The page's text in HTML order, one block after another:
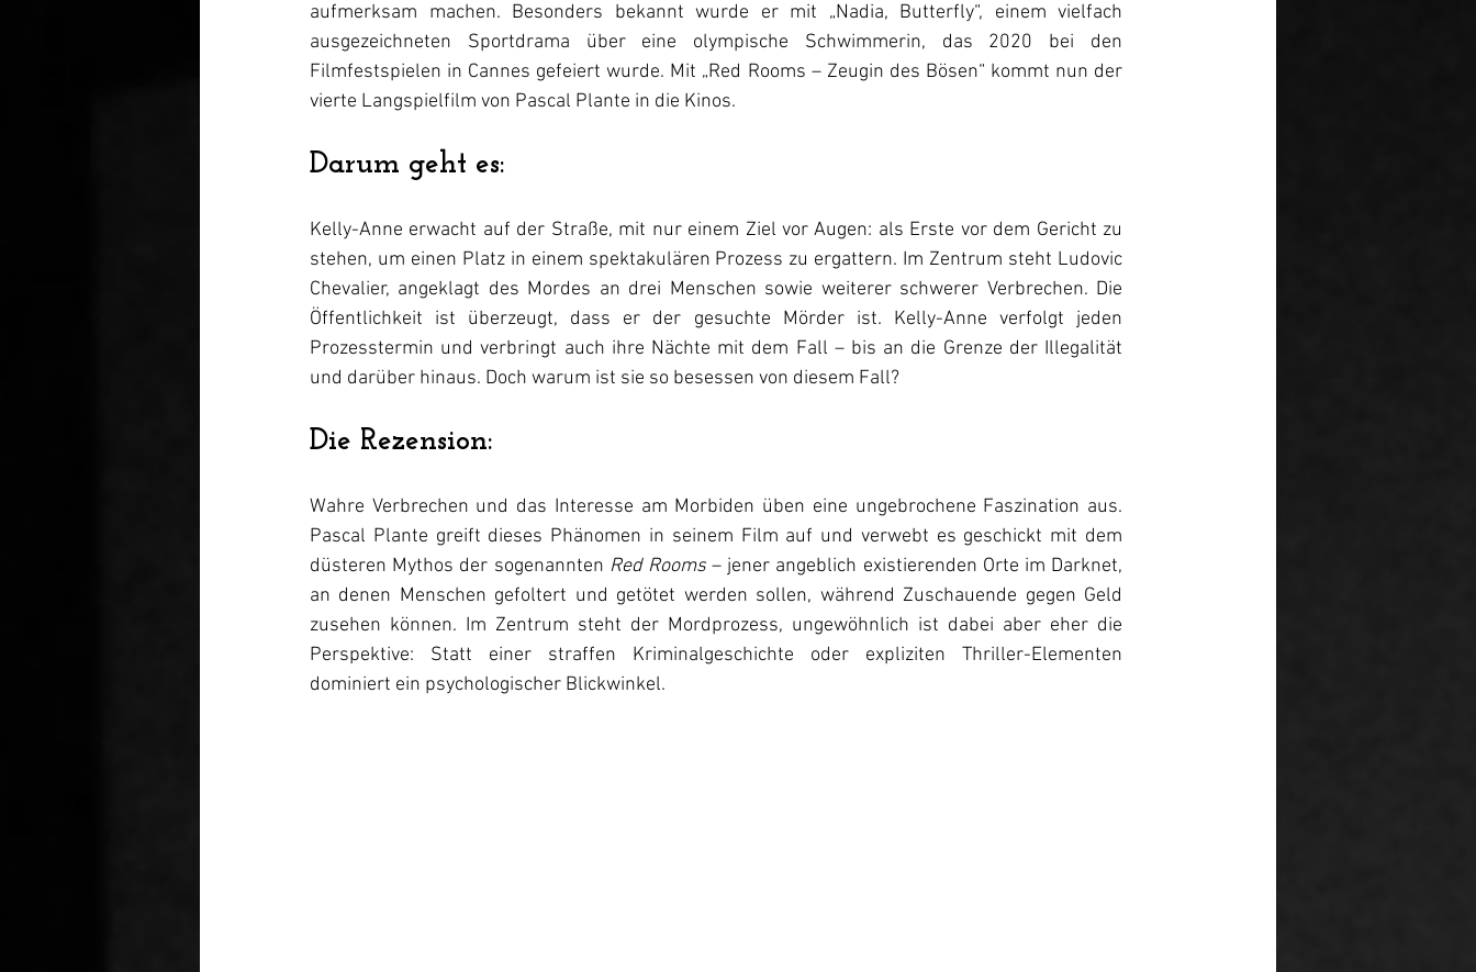
aufmerksam machen. Besonders bekannt wurde er mit „Nadia, Butterfly“, einem vielfach
ausgezeichneten Sportdrama über eine olympische Schwimmerin, das 2020 bei den
Filmfestspielen in Cannes gefeiert wurde. Mit „Red Rooms – Zeugin des Bösen“ kommt nun der
vierte Langspielfilm von Pascal Plante in die Kinos.
Darum geht es:
Kelly-Anne erwacht auf der Straße, mit nur einem Ziel vor Augen: als Erste vor dem Gericht zu
stehen, um einen Platz in einem spektakulären Prozess zu ergattern. Im Zentrum steht Ludovic
Chevalier, angeklagt des Mordes an drei Menschen sowie weiterer schwerer Verbrechen. Die
Öffentlichkeit ist überzeugt, dass er der gesuchte Mörder ist. Kelly-Anne verfolgt jeden
Prozesstermin und verbringt auch ihre Nächte mit dem Fall – bis an die Grenze der Illegalität
und darüber hinaus. Doch warum ist sie so besessen von diesem Fall?
Die Rezension:
Wahre Verbrechen und das Interesse am Morbiden üben eine ungebrochene Faszination aus.
Pascal Plante greift dieses Phänomen in seinem Film auf und verwebt es geschickt mit dem
düsteren Mythos der sogenannten Red Rooms – jener angeblich existierenden Orte im Darknet,
an denen Menschen gefoltert und getötet werden sollen, während Zuschauende gegen Geld
zusehen können. Im Zentrum steht der Mordprozess, ungewöhnlich ist dabei aber eher die
Perspektive: Statt einer straffen Kriminalgeschichte oder expliziten Thriller-Elementen
dominiert ein psychologischer Blickwinkel.